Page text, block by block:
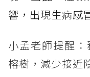
響，出現生病感
小孟老師提醒
榕樹，減少接近